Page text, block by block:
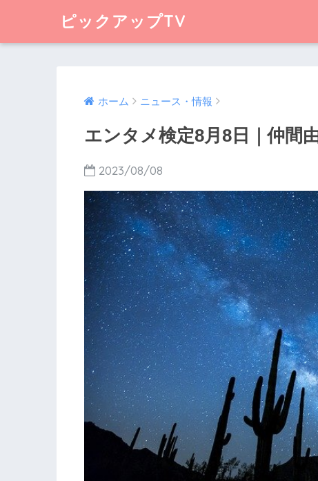
ピックアップTV
ホーム ニュース・情報
エンタメ検定8月8日｜仲間
2023/08/08